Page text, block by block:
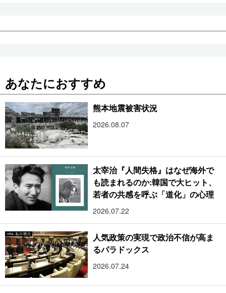
あなたにおすすめ
熊本地震被害状況
2026.08.07
太宰治『人間失格』はなぜ海外で
も読まれるのか:韓国で大ヒット、
若者の共感を呼ぶ「道化」の心理
2026.07.22
人気政策の実現で政治不信が高ま
るパラドックス
2026.07.24